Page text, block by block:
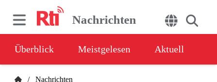
Nachrichten
Überblick Meistgelesen Aktuell
/ Nachrichten